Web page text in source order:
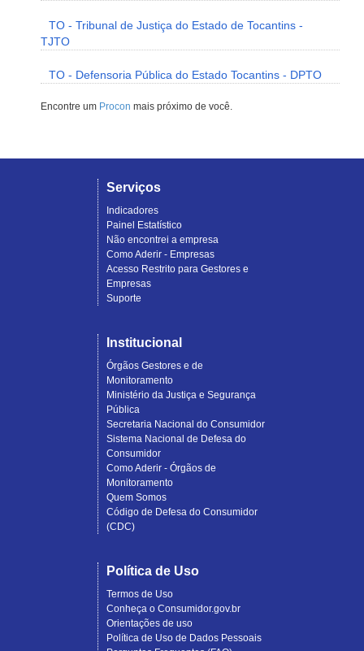
TO - Tribunal de Justiça do Estado de Tocantins -
TJTO
TO - Defensoria Pública do Estado Tocantins - DPTO
Encontre um Procon mais próximo de você.
Serviços
Indicadores
Painel Estatístico
Não encontrei a empresa
Como Aderir - Empresas
Acesso Restrito para Gestores e
Empresas
Suporte
Institucional
Órgãos Gestores e de
Monitoramento
Ministério da Justiça e Segurança
Pública
Secretaria Nacional do Consumidor
Sistema Nacional de Defesa do
Consumidor
Como Aderir - Órgãos de
Monitoramento
Quem Somos
Código de Defesa do Consumidor
(CDC)
Política de Uso
Termos de Uso
Conheça o Consumidor.gov.br
Orientações de uso
Política de Uso de Dados Pessoais